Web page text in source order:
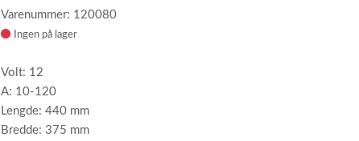
Varenummer: 120080
Ingen på lager
Volt: 12
A: 10-120
Lengde: 440 mm
Bredde: 375 mm